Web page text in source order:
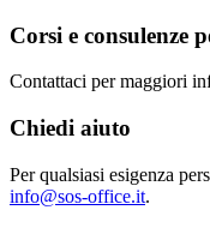
Corsi e consulenze
Contattaci per maggiori
Chiedi aiuto
Per qualsiasi esigenza
info@sos-office.it.